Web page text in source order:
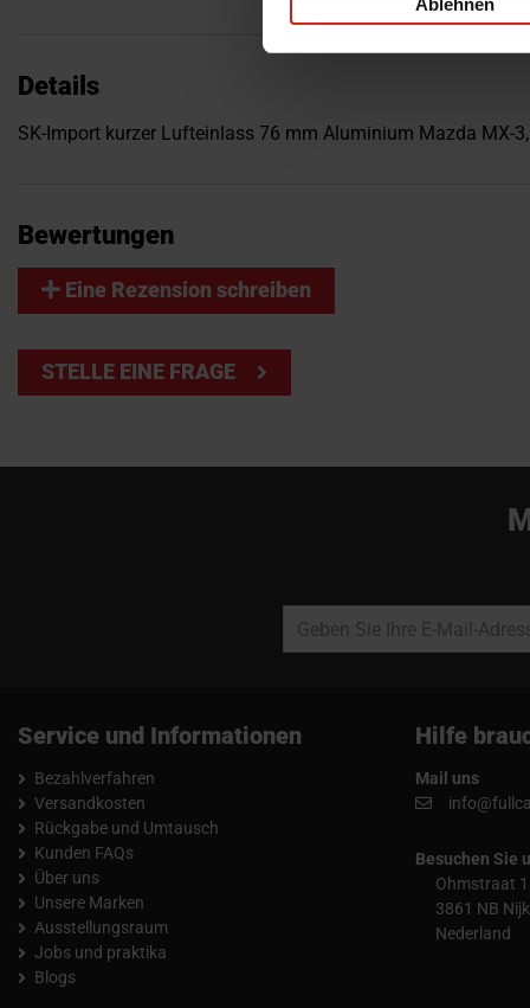
Ablehnen
Details
SK-Import kurzer Lufteinlass 76 mm Aluminium Mazda MX-
Bewertungen
Eine Rezension schreiben
STELLE EINE FRAGE
Hilfe
Mail uns
Besuchen Sie
Ohmstraat
3861 NB
Nederland
Service und Informationen
Bezahlverfahren
Versandkosten
Rückgabe und Umtausch
Kunden FAQs
Über uns
Unsere Marken
Ausstellungsraum
Jobs und praktika
Blogs